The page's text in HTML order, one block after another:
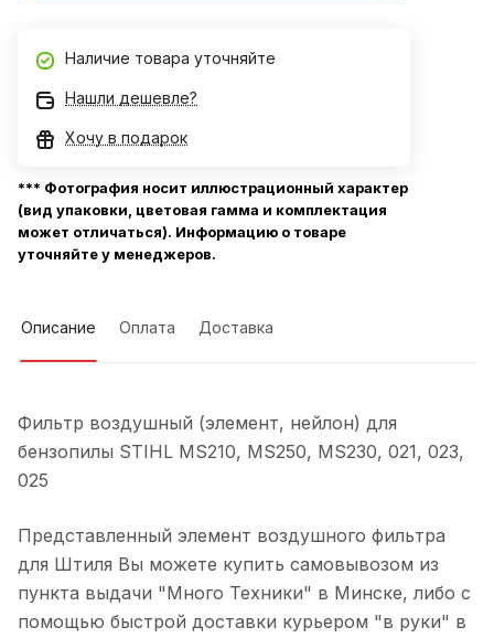
Наличие товара уточняйте
Нашли дешевле?
Хочу в подарок
*** Фотография носит иллюстрационный характер
(вид упаковки, цветовая гамма и комплектация
может отличаться). Информацию о товаре
уточняйте у менеджеров.
Описание Оплата Доставка
Фильтр воздушный (элемент, нейлон) для
бензопилы STIHL MS210, MS250, MS230, 021, 023,
025
Представленный элемент воздушного фильтра
для Штиля Вы можете купить самовывозом из
пункта выдачи "Много Техники" в Минске, либо с
помощью быстрой доставки курьером "в руки" в